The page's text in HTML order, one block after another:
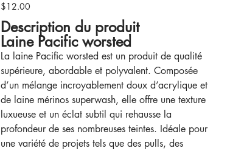
Price
$12.00
Description du produit
Laine Pacific worsted
La laine Pacific worsted est un produit de qualité
supérieure, abordable et polyvalent. Composée
d’un mélange incroyablement doux d’acrylique et
de laine mérinos superwash, elle offre une texture
luxueuse et un éclat subtil qui rehausse la
profondeur de ses nombreuses teintes. Idéale pour
une variété de projets tels que des pulls, des